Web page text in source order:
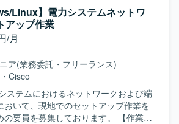
ンダー機器を扱う環境での設計・構築
き、将来的なリーダーポジションを目
。 【開発環境】 Cisco
L2/L3スイッチ、VPN機器、
どのネットワーク機器を中心とした
バージョンアップ作業を行います。ま
ませんがNW機器の詳細設計も担当して
絡相談を適切に実施できる方を求め
時には状況を整理し、主体的に切り
ュニケーションを行っていただける
のネットワークに携わることで、Cisco
変更やバージョンアップ、詳細設計ま
することができます。長期継続の想定
Linux】電力システムネットワ
アップ作業
/月
ア(業務委託・フリーランス)
・ Cisco
ステムにおけるネットワークおよび端
おいて、現地でのセットアップ作業を
員を募集しております。 【作業内